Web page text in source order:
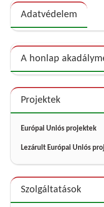
Adatvédelem
A honlap
Projektek
Európai Uniós projektek
Lezárult Európai Uniós
Szolgáltatások